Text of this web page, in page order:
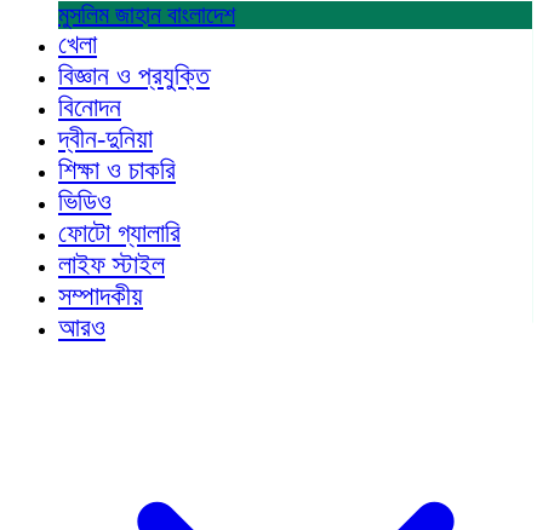
মুসলিম জাহান বাংলাদেশ
খেলা
বিজ্ঞান ও প্রযুক্তি
বিনোদন
দ্বীন-দুনিয়া
শিক্ষা ও চাকরি
ভিডিও
ফোটো গ্যালারি
লাইফ স্টাইল
সম্পাদকীয়
আরও